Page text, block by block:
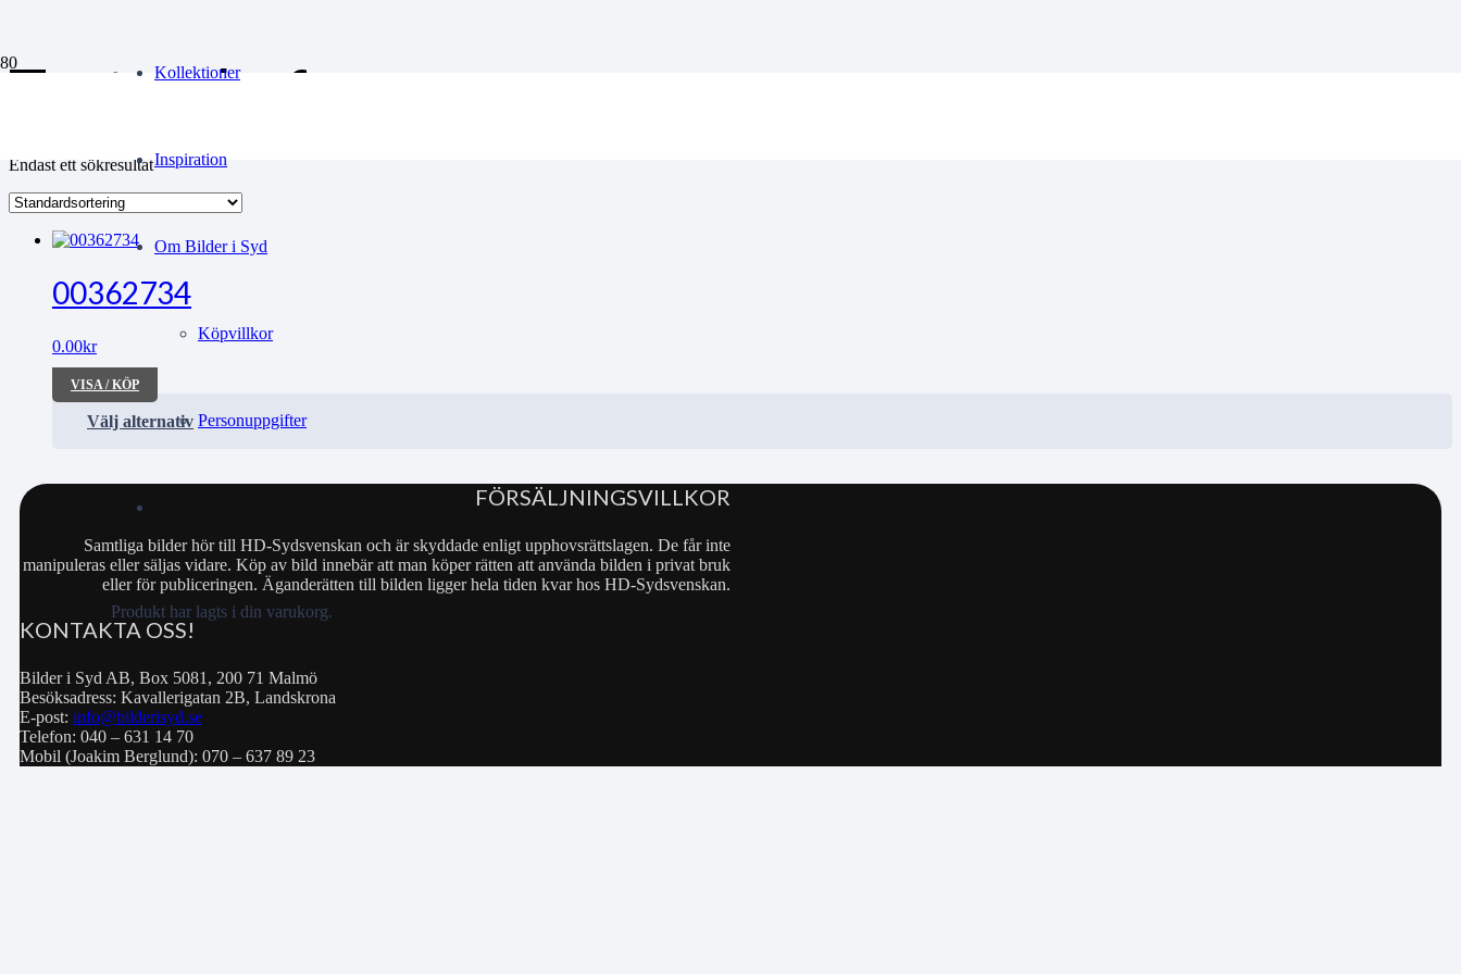
Kollektioner
Inspiration
Om Bilder i Syd
Köpvillkor
Personuppgifter
Produkt har lagts i din varukorg.
Teaterchefen
Endast ett sökresultat
00362734
0.00kr
VISA / KÖP
Välj alternativ
FÖRSÄLJNINGSVILLKOR
Samtliga bilder hör till HD-Sydsvenskan och är skyddade enligt upphovsrättslagen. De får inte
manipuleras eller säljas vidare. Köp av bild innebär att man köper rätten att använda bilden i privat bruk
eller för publiceringen. Äganderätten till bilden ligger hela tiden kvar hos HD-Sydsvenskan.
KONTAKTA OSS!
Bilder i Syd AB, Box 5081, 200 71 Malmö
Besöksadress: Kavallerigatan 2B, Landskrona
E-post: info@bilderisyd.se
Telefon: 040 – 631 14 70
Mobil (Joakim Berglund): 070 – 637 89 23